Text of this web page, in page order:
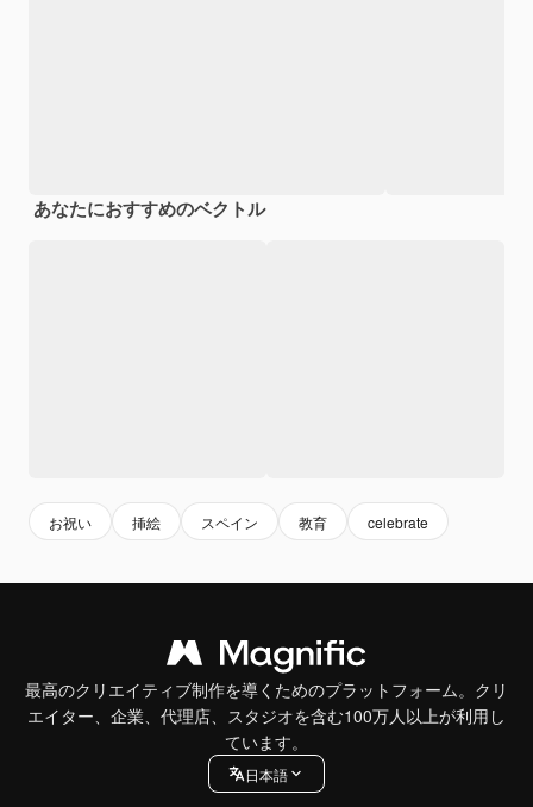
あなたにおすすめのベクトル
お祝い 挿絵 スペイン 教育 celebrate
最高のクリエイティブ制作を導くためのプラットフォーム。クリ
エイター、企業、代理店、スタジオを含む100万人以上が利用し
ています。
日本語